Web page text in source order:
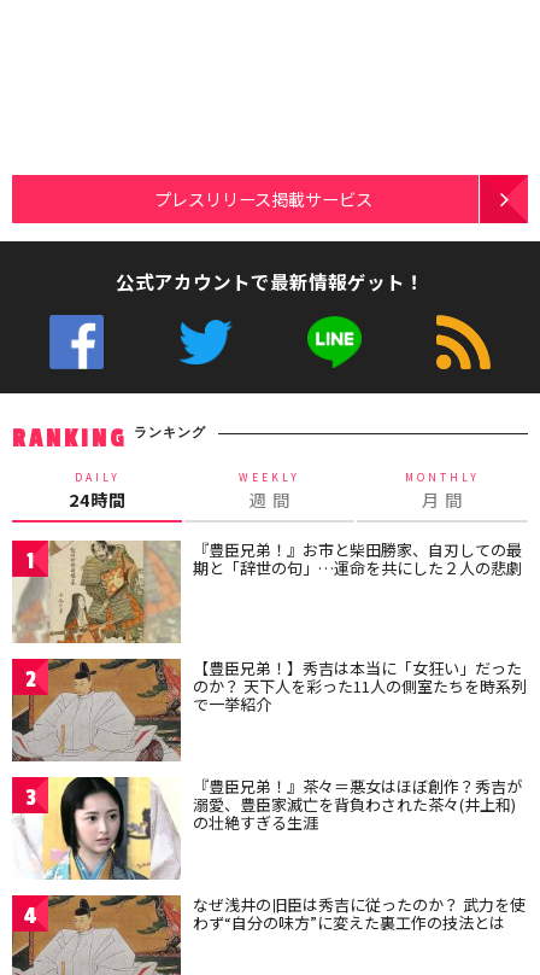
プレスリリース掲載サービス
公式アカウントで最新情報ゲット！
RANKING ランキング
DAILY
24時間
WEEKLY
週 間
MONTHLY
月 間
1 『豊臣兄弟！』お市と柴田勝家、自刃しての最
期と「辞世の句」…運命を共にした２人の悲劇
2 【豊臣兄弟！】秀吉は本当に「女狂い」だった
のか？ 天下人を彩った11人の側室たちを時系列
で一挙紹介
3 『豊臣兄弟！』茶々＝悪女はほぼ創作？秀吉が
溺愛、豊臣家滅亡を背負わされた茶々(井上和)
の壮絶すぎる生涯
4 なぜ浅井の旧臣は秀吉に従ったのか？ 武力を使
わず“自分の味方”に変えた裏工作の技法とは